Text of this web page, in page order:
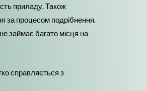
приладу. Також
за процесом подрібнення.
займає багато місця на
справляється з